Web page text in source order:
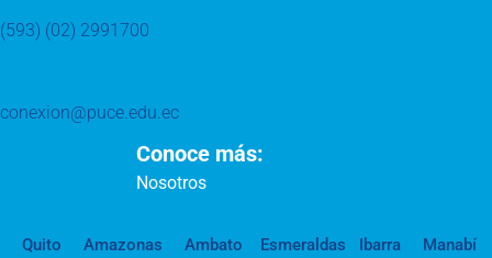
(593) (02) 2991700
conexion@puce.edu.ec
Conoce más:
Nosotros
Quito Amazonas Ambato Esmeraldas Ibarra
Manabí